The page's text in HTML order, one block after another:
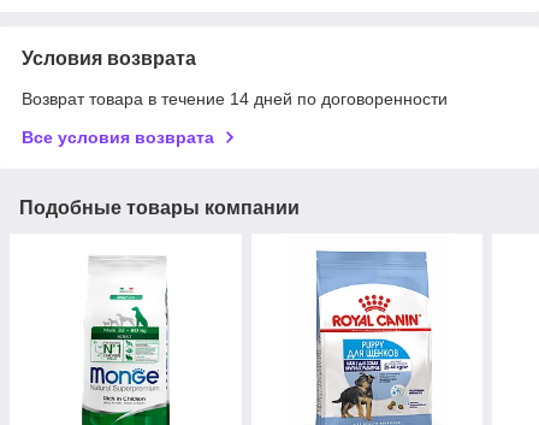
Условия возврата
Возврат товара в течение 14 дней по договоренности
Все условия возврата
Подобные товары компании